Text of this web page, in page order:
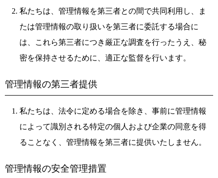
私たちは、管理情報を第三者との間で共同利用し、ま
たは管理情報の取り扱いを第三者に委託する場合に
は、これら第三者につき厳正な調査を行ったうえ、秘
密を保持させるために、適正な監督を行います。
管理情報の第三者提供
私たちは、法令に定める場合を除き、事前に管理情報
によって識別される特定の個人および企業の同意を得
ることなく、管理情報を第三者に提供いたしません。
管理情報の安全管理措置